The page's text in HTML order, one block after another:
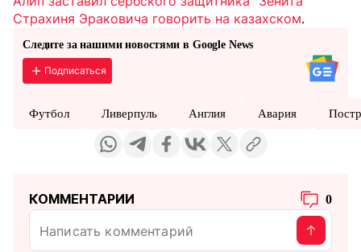
Страхиня Эраковича говорить на казахском.
Следите за нашими новостями в Google News
Подписаться
Футбол Ливерпуль Англия Авария
КОММЕНТАРИИ 0